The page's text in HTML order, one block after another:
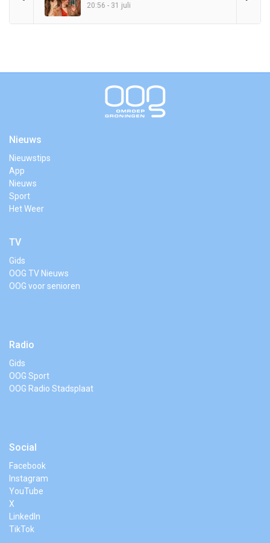
20:56 - 31 juli
Nieuws
Nieuwstips
App
Nieuws
Sport
Het Weer
TV
Gids
OOG TV Nieuws
OOG voor senioren
Radio
Gids
OOG Sport
OOG Radio Stadsplaat
Social
Facebook
Instagram
YouTube
X
LinkedIn
TikTok